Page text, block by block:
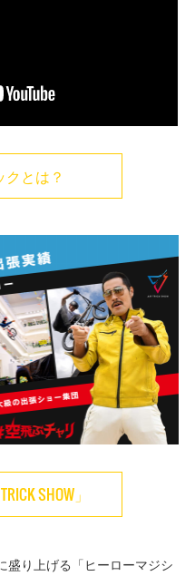
とは？
SHOW」
盛り上げる「ヒーローマジシ